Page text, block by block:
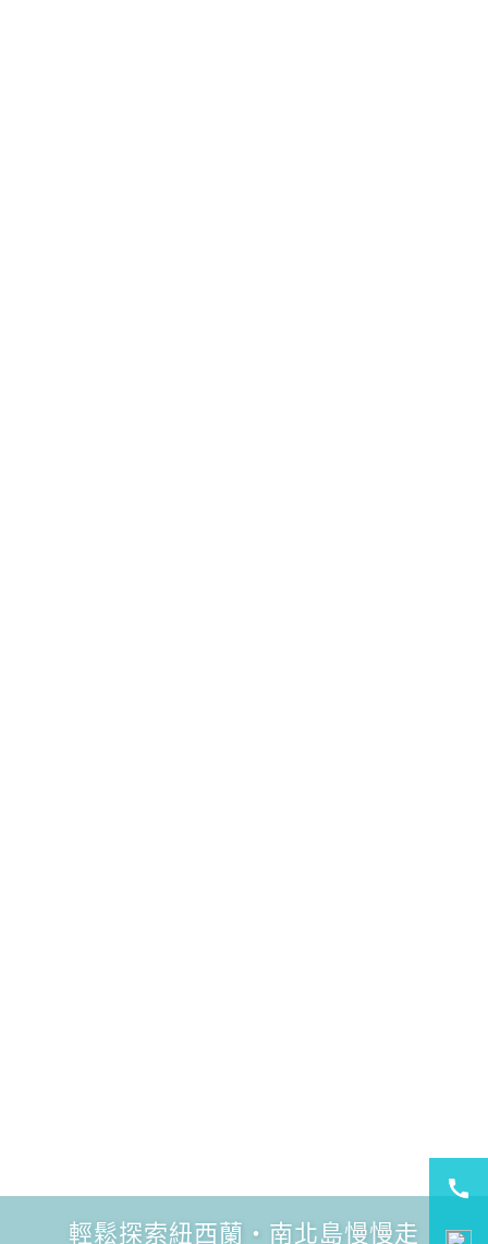
輕鬆探索紐西蘭・南北島慢慢走